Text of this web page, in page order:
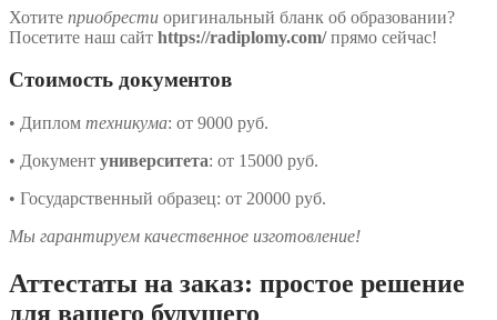
Хотите приобрести оригинальный бланк об образовании?
Посетите наш сайт https://radiplomy.com/прямо сейчас!
Стоимость документов
• Диплом техникума: от 9000 руб.
• Документ университета: от 15000 руб.
• Государственный образец: от 20000 руб.
Мы гарантируем качественное изготовление!
Аттестаты на заказ: простое решение
для вашего будущего